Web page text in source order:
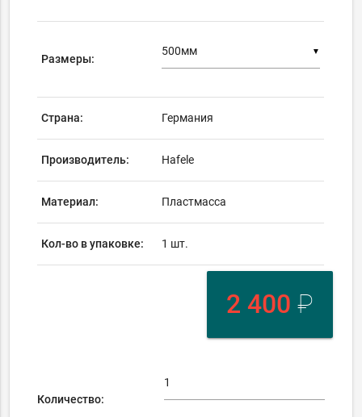
Размеры:
▼
Страна: Германия
Производитель: Hafele
Материал: Пластмасса
Кол-во в упаковке: 1 шт.
2 400 ₽
Количество: